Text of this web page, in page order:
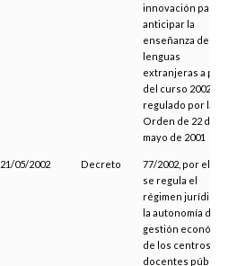
innovación para
anticipar la
enseñanza de
lenguas
extranjeras a partir
del curso 2002/2003
regulado por la
Orden de 22 de
mayo de 2001
21/05/2002 Decreto
77/2002, por el que
se regula el
régimen jurídico de
la autonomía de
gestión económica
de los centros
docentes públicos